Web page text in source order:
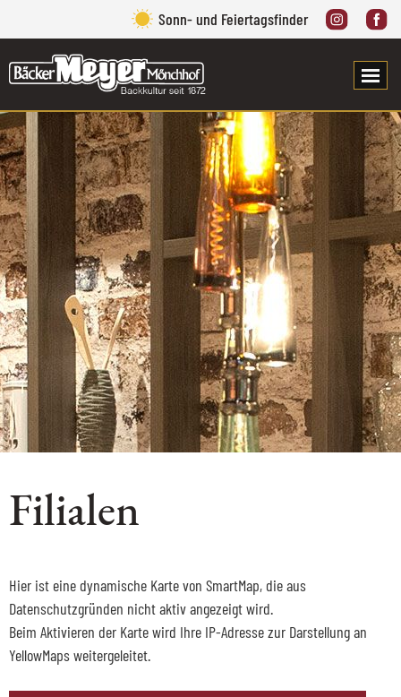
Sonn- und Feiertagsfinder
Filialen
Hier ist eine dynamische Karte von SmartMap, die aus
Datenschutzgründen nicht aktiv angezeigt wird.
Beim Aktivieren der Karte wird Ihre IP-Adresse zur Darstellung an
YellowMaps weitergeleitet.